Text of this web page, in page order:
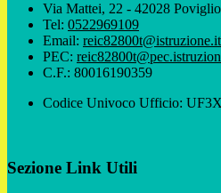
Via Mattei, 22 - 42028
Tel: 0522969109
Email: reic82800t@istruzione.it
PEC:
C.F.: 80016190359
Codice Univoco Ufficio:
Sezione Link Utili